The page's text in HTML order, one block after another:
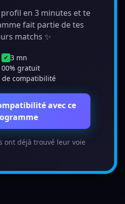
en 3 minutes et te
fait partie de tes
matchs ✨
✓ 3 mn
gratuit
de compatibilité
avec ce
ont déjà trouvé leur voie